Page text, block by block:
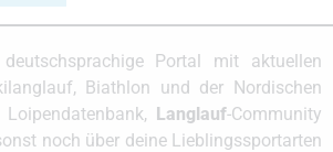
Portal mit aktuellen
Biathlon und der Nordischen
Langlauf-Community
noch über deine Lieblingssportarten